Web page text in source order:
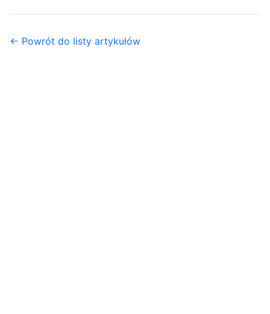
← Powrót do listy artykułów